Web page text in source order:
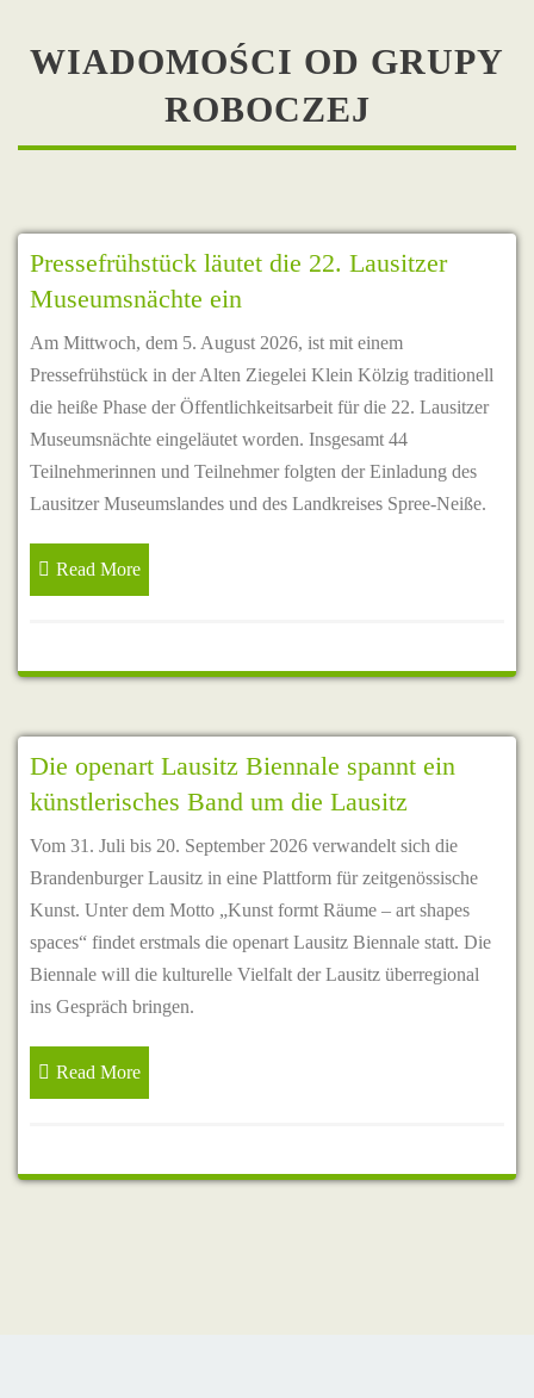
WIADOMOŚCI OD GRUPY
ROBOCZEJ
Pressefrühstück läutet die 22. Lausitzer
Museumsnächte ein
Am Mittwoch, dem 5. August 2026, ist mit einem
Pressefrühstück in der Alten Ziegelei Klein Kölzig traditionell
die heiße Phase der Öffentlichkeitsarbeit für die 22. Lausitzer
Museumsnächte eingeläutet worden. Insgesamt 44
Teilnehmerinnen und Teilnehmer folgten der Einladung des
Lausitzer Museumslandes und des Landkreises Spree-Neiße.
Read More
Die openart Lausitz Biennale spannt ein
künstlerisches Band um die Lausitz
Vom 31. Juli bis 20. September 2026 verwandelt sich die
Brandenburger Lausitz in eine Plattform für zeitgenössische
Kunst. Unter dem Motto „Kunst formt Räume – art shapes
spaces“ findet erstmals die openart Lausitz Biennale statt. Die
Biennale will die kulturelle Vielfalt der Lausitz überregional
ins Gespräch bringen.
Read More